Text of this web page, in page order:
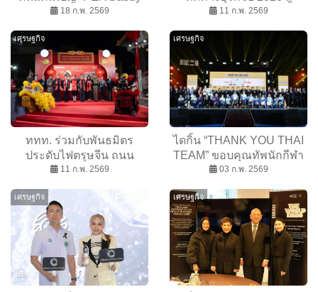
Service สบายทุกเรื่องไฟฟ้า”
18 ก.พ. 2569
Digital Transformation
11 ก.พ. 2569
เศรษฐกิจ
ททท. ร่วมกับพันธมิตร
ประดับไฟตรุษจีน ถนน
เยาวราช ส่งต่อความสุข
11 ก.พ. 2569
เศรษฐกิจ
ไดกิ้น “THANK YOU THAI
TEAM” ขอบคุณทัพนักกีฬา
ไทย ในฐานะ Gold Sponsor
ASEAN Para Games 13
03 ก.พ. 2569
เศรษฐกิจ เศรษฐกิจ